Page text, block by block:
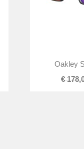

Oakley
€